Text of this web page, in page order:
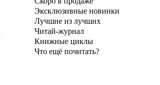
Эксклюзивные новинки
Лучшие из лучших
Читай-журнал
Книжные циклы
Что ещё почитать?